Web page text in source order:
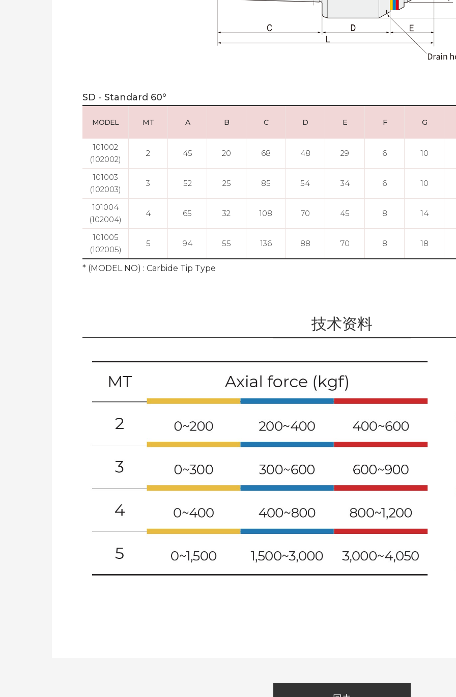
SD - Standard 60°
MODEL MT A B C D E F G
101002
(102002)
2 45 20 68 48 29 6 10
101003
(102003)
3 52 25 85 54 34 6 10
101004
(102004)
4 65 32 108 70 45 8 14
101005
(102005)
5 94 55 136 88 70 8 18
* (MODEL NO) : Carbide Tip Type
技术资料